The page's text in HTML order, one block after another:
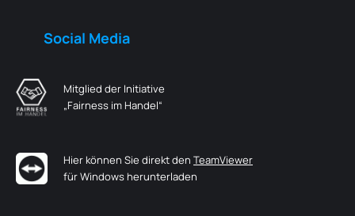
Social Media
Mitglied der Initiative
„Fairness im Handel“
Hier können Sie direkt den TeamViewer
für Windows herunterladen